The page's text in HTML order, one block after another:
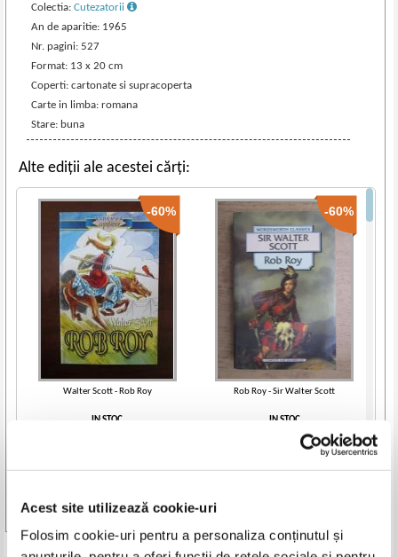
Acest site utilizează cookie-uri
Folosim cookie-uri pentru a personaliza conținutul și
Colectia:Cutezatorii
An de aparitie: 1965
Nr. pagini: 527
Format: 13 x 20 cm
Coperti: cartonate si supracoperta
Carte in limba: romana
Stare: buna
Alte ediții ale acestei cărți:
-60%
Walter Scott - Rob Roy
IN STOC
-60%
Rob Roy - Sir Walter Scott
IN STOC
11,20 Lei
Adaugă în coș
-40%
Vezi toate edițiile »